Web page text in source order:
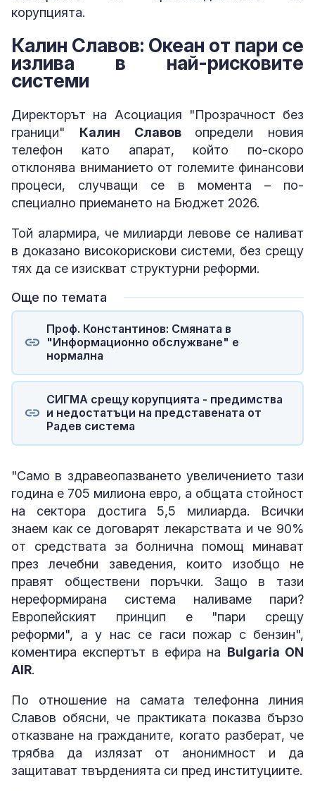
корупцията.
Калин Славов: Океан от пари се
излива в най-рисковите
системи
Директорът на Асоциация "Прозрачност без
граници" Калин Славов определи новия
телефон като апарат, който по-скоро
отклонява вниманието от големите финансови
процеси, случващи се в момента – по-
специално приемането на Бюджет 2026.
Той алармира, че милиарди левове се наливат
в доказано високорискови системи, без срещу
тях да се изискват структурни реформи.
Още по темата
Проф. Константинов: Смяната в
"Информационно обслужване" е
нормална
СИГМА срещу корупцията - предимства
и недостатъци на представената от
Радев система
"Само в здравеопазването увеличението тази
година е 705 милиона евро, а общата стойност
на сектора достига 5,5 милиарда. Всички
знаем как се договарят лекарствата и че 90%
от средствата за болнична помощ минават
през лечебни заведения, които изобщо не
правят обществени поръчки. Защо в тази
нереформирана система наливаме пари?
Европейският принцип е "пари срещу
реформи", а у нас се гаси пожар с бензин",
коментира експертът в ефира на Bulgaria ON
AIR.
По отношение на самата телефонна линия
Славов обясни, че практиката показва бързо
отказване на гражданите, когато разберат, че
трябва да излязат от анонимност и да
защитават твърденията си пред институциите.